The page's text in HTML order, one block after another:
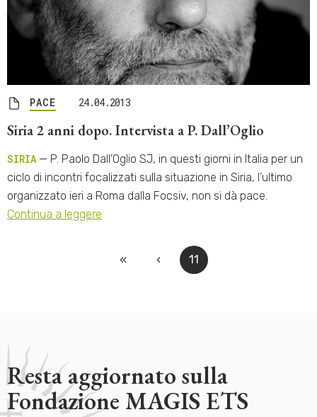
PACE 24.04.2013
Siria 2 anni dopo. Intervista a P. Dall’Oglio
SIRIA — P. Paolo Dall’Oglio SJ, in questi giorni in Italia per un
ciclo di incontri focalizzati sulla situazione in Siria, l’ultimo
organizzato ieri a Roma dalla Focsiv, non si dà pace.
Continua a leggere
« ‹ 11
Resta aggiornato sulla
Fondazione MAGIS ETS